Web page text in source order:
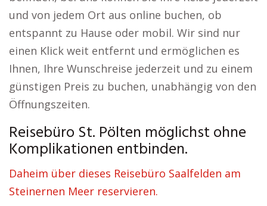
und von jedem Ort aus online buchen, ob
entspannt zu Hause oder mobil. Wir sind nur
einen Klick weit entfernt und ermöglichen es
Ihnen, Ihre Wunschreise jederzeit und zu einem
günstigen Preis zu buchen, unabhängig von den
Öffnungszeiten.
Reisebüro St. Pölten möglichst ohne
Komplikationen entbinden.
Daheim über dieses Reisebüro Saalfelden am
Steinernen Meer reservieren.